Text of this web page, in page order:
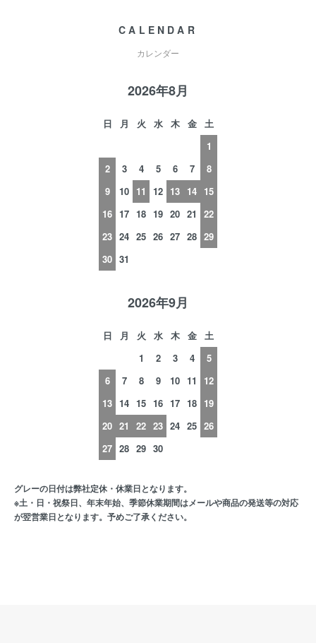
CALENDAR
カレンダー
2026年8月
日 月 火 水 木 金
土
1
2
3 4 5 6 7
8
9
10 11 12 13 14 15
16 17 18 19 20 21
22
23 24 25 26 27 28 29
30 31
2026年9月
日 月 火 水 木 金
土
1
2 3 4
5
6
7 8 9 10 11
12
13 14 15 16 17 18 19
20 21 22 23 24 25 26
27 28 29 30
グレーの日付は弊社定休・休業日となります。
※土・日・祝祭日、年末年始、季節休業期間はメールや商品の発送等の対応
が翌営業日となります。予めご了承ください。